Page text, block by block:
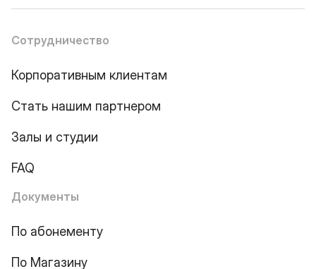
Сотрудничество
Корпоративным клиентам
Стать нашим партнером
Залы и студии
FAQ
Документы
По абонементу
По Магазину